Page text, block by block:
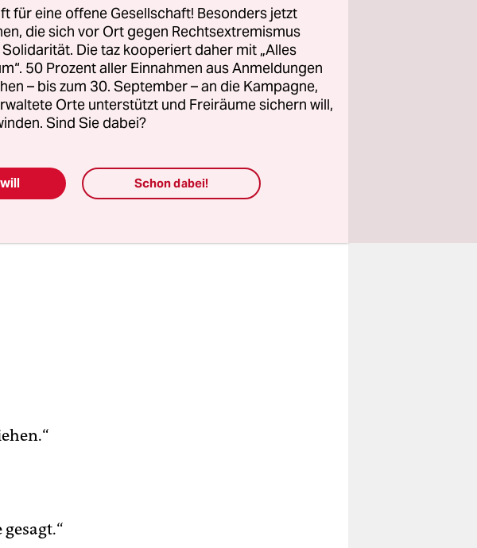
für eine offene Gesellschaft! Besonders jetzt
die sich vor Ort gegen Rechtsextremismus
Die taz kooperiert daher mit „Alles
50 Prozent aller Einnahmen aus Anmeldungen
– bis zum 30. September – an die Kampagne,
Orte unterstützt und Freiräume sichern will,
Sind Sie dabei?
Schon dabei!